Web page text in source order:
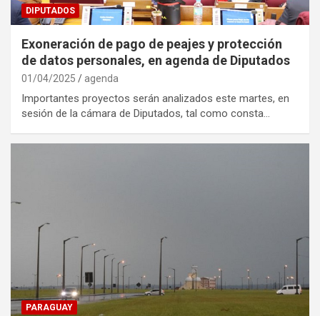
DIPUTADOS
Exoneración de pago de peajes y protección
de datos personales, en agenda de Diputados
01/04/2025 agenda
Importantes proyectos serán analizados este martes, en
sesión de la cámara de Diputados, tal como consta…
PARAGUAY